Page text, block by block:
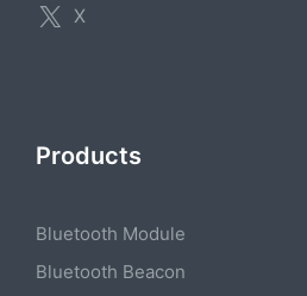
X
Products
Bluetooth Module
Bluetooth Beacon